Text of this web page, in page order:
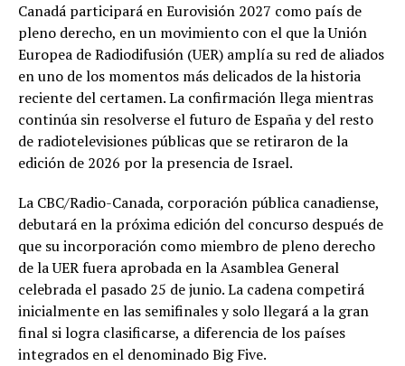
Canadá participará en Eurovisión 2027 como país de
pleno derecho, en un movimiento con el que la Unión
Europea de Radiodifusión (UER) amplía su red de aliados
en uno de los momentos más delicados de la historia
reciente del certamen. La confirmación llega mientras
continúa sin resolverse el futuro de España y del resto
de radiotelevisiones públicas que se retiraron de la
edición de 2026 por la presencia de Israel.
La CBC/Radio-Canada, corporación pública canadiense,
debutará en la próxima edición del concurso después de
que su incorporación como miembro de pleno derecho
de la UER fuera aprobada en la Asamblea General
celebrada el pasado 25 de junio. La cadena competirá
inicialmente en las semifinales y solo llegará a la gran
final si logra clasificarse, a diferencia de los países
integrados en el denominado Big Five.